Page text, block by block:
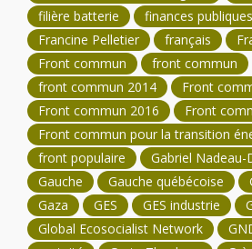
filière batterie
finances publiques
Francine Pelletier
français
Front commun
front commun
front commun 2014
Front
Front commun 2016
Front
Front commun pour la transition
front populaire
Gabriel Nadeau-
Gauche
Gauche québécoise
Gaza
GES GES industrie
Global Ecosocialist Network